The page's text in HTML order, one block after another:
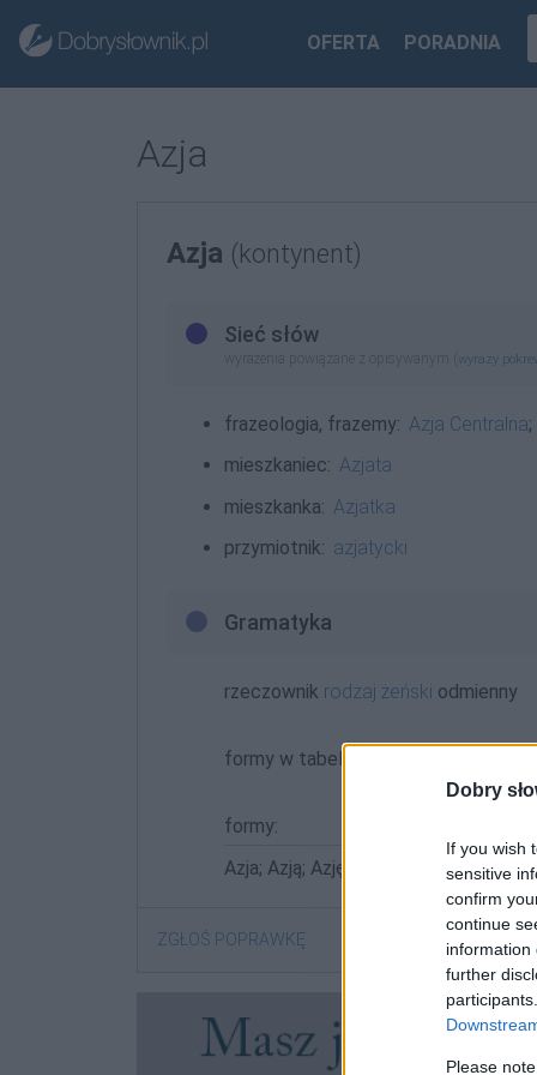
Dobry
If you wish
sensitive
confirm
continue
information
further
Please
OFERTA PORADNIA
Azja
Azja (kontynent)
Sieć słów
wyrażenia powiązane z opisywanym ( wyrazy
frazeologia, frazemy: Azja Centralna;
mieszkaniec: Azjata
mieszkanka: Azjatka
przymiotnik: azjatycki
Gramatyka
rzeczownik rodzaj żeński odmienny
formy w tabelce:
formy:
Azja; Azją; Azję; Azji; Azjo
ZGŁOŚ POPRAWKĘ